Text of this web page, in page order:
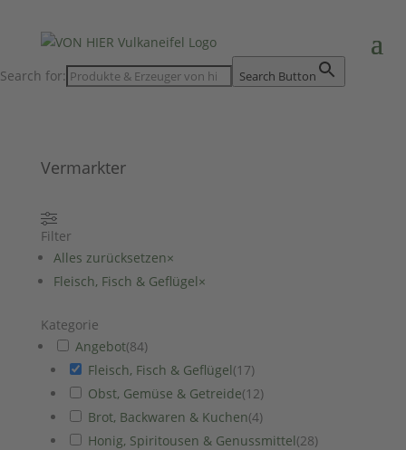
Search for: Search Button
Vermarkter
Filter
Alles zurücksetzen×
Fleisch, Fisch & Geflügel×
Kategorie
Angebot(84)
Fleisch, Fisch & Geflügel(17)
Obst, Gemüse & Getreide(12)
Brot, Backwaren & Kuchen(4)
Honig, Spiritousen & Genussmittel(28)